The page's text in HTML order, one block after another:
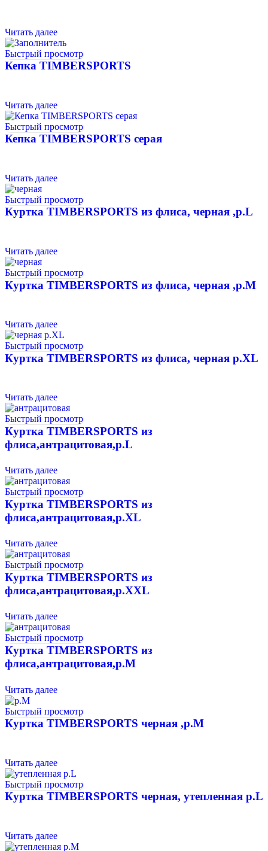
Читать далее
Быстрый просмотр
Кепка TIMBERSPORTS
Читать далее
Быстрый просмотр
Кепка TIMBERSPORTS серая
Читать далее
Быстрый просмотр
Куртка TIMBERSPORTS из флиса, черная ,р.L
Читать далее
Быстрый просмотр
Куртка TIMBERSPORTS из флиса, черная ,р.М
Читать далее
Быстрый просмотр
Куртка TIMBERSPORTS из флиса, черная р.XL
Читать далее
Быстрый просмотр
Куртка TIMBERSPORTS из
флиса,антрацитовая,р.L
Читать далее
Быстрый просмотр
Куртка TIMBERSPORTS из
флиса,антрацитовая,р.XL
Читать далее
Быстрый просмотр
Куртка TIMBERSPORTS из
флиса,антрацитовая,р.XXL
Читать далее
Быстрый просмотр
Куртка TIMBERSPORTS из
флиса,антрацитовая,р.М
Читать далее
Быстрый просмотр
Куртка TIMBERSPORTS черная ,р.М
Читать далее
Быстрый просмотр
Куртка TIMBERSPORTS черная, утепленная р.L
Читать далее